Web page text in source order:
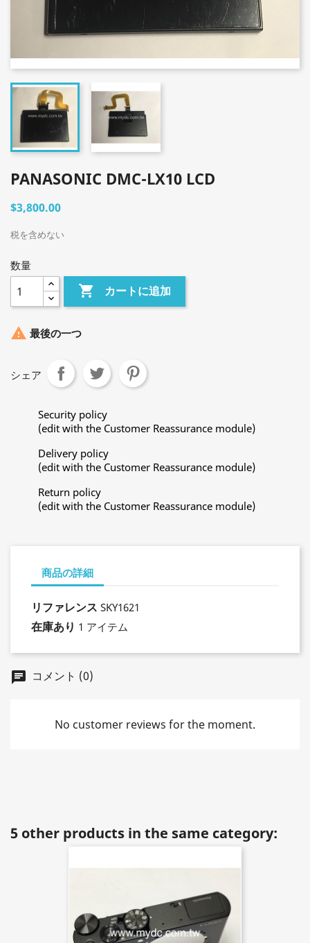
PANASONIC DMC-LX10 LCD
$3,800.00
税を含めない
数量
 カートに追加
 最後の一つ
シェア
Security policy
(edit with the Customer Reassurance module)
Delivery policy
(edit with the Customer Reassurance module)
Return policy
(edit with the Customer Reassurance module)
商品の詳細
リファレンス SKY1621
在庫あり 1 アイテム
chat コメント (0)
No customer reviews for the moment.
5 other products in the same category: